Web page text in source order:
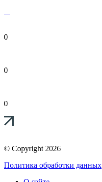
0
0
0
© Copyright 2026
Политика обработки данных